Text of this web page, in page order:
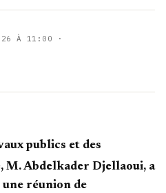
À 11:00 ·
publics et des
M. Abdelkader Djellaoui, a
une réunion de